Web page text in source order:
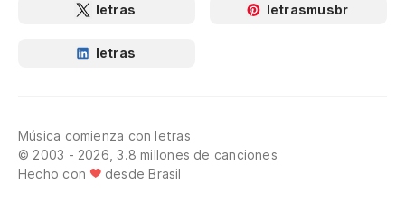
letras letrasmusbr
letras
Música comienza con letras
© 2003 - 2026, 3.8 millones de canciones
Hecho con
desde Brasil